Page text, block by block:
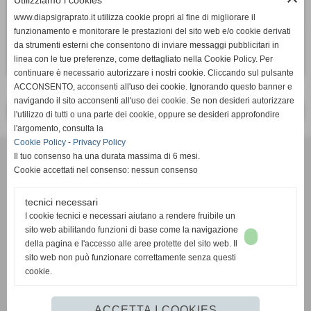
<< PRECEDENTE SUCCESSIVO >>
DI.A.PSI.GRA onlus - Sezione di Prato
59100 - PRATO
diapsigraprato@gmail.com
Sostieni la nostra associazione!
Il nostro IBAN - IT18 J 01030 21507 000000134748
Privacy Policy-Cookie Policy
www.diapsigraprato.it utilizza cookie propri al fine di migliorare il
funzionamento e monitorare le prestazioni del sito web e/o cookie derivati
da strumenti esterni che consentono di inviare messaggi pubblicitari in
linea con le tue preferenze, come dettagliato nella Cookie Policy. Per
continuare è necessario autorizzare i nostri cookie. Cliccando sul pulsante
ACCONSENTO, acconsenti all'uso dei cookie. Ignorando questo banner e
navigando il sito acconsenti all'uso dei cookie. Se non desideri autorizzare
l'utilizzo di tutti o una parte dei cookie, oppure se desideri approfondire
l'argomento, consulta la
Cookie Policy - Privacy Policy
Il tuo consenso ha una durata massima di 6 mesi.
Cookie accettati nel consenso: nessun consenso
tecnici necessari
I cookie tecnici e necessari aiutano a rendere fruibile un
sito web abilitando funzioni di base come la navigazione
della pagina e l'accesso alle aree protette del sito web. Il
sito web non può funzionare correttamente senza questi
cookie.